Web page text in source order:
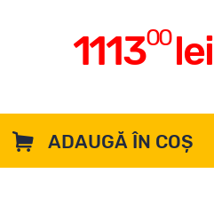
111300lei
ADAUGĂ ÎN COȘ